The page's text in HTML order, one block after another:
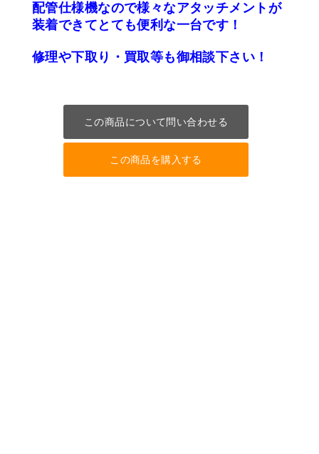
配管仕様機なので様々なアタッチメントが
装着できてとても便利な一台です！
修理や下取り・買取等も御相談下さい！
この商品について問い合わせる
この商品を購入する